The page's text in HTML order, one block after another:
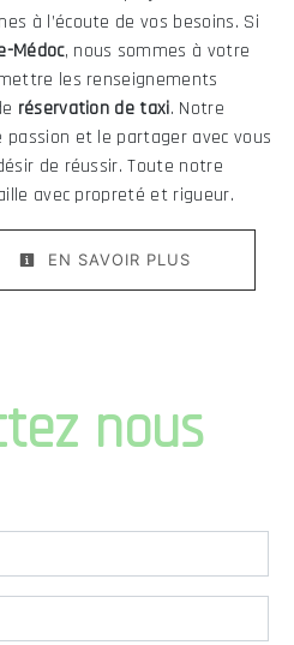
à l’écoute de vos besoins. Si
Médoc, nous sommes à votre
les renseignements
réservation de taxi. Notre
et le partager avec vous
de réussir. Toute notre
avec propreté et rigueur.
EN SAVOIR PLUS
nous